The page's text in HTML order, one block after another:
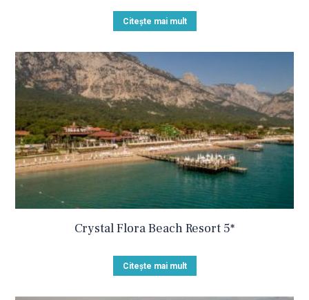
Citește mai mult
Crystal Flora Beach Resort 5*
Citește mai mult